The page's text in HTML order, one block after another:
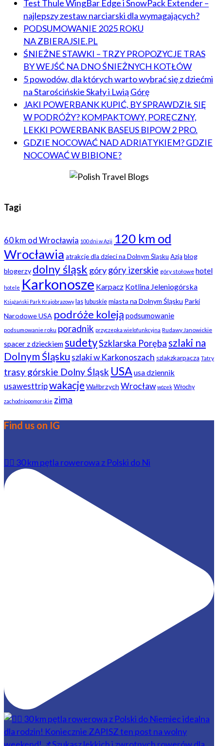
Test Thule WingBar Edge i SnowPack Extender –
najlepszy zestaw narciarski dla wymagających?
PODSUMOWANIE 2025 ROKU
NA ZBIERAJSIE.PL
ŚNIEŻNE STAWKI – TRZY PROPOZYCJE TRAS
BY WEJŚĆ NA DNO ŚNIEŻNYCH KOTŁÓW
5 powodów, dla których warto wybrać się z dziećmi
na Starościńskie Skały i Lwią Górę
JAKI POWERBANK KUPIĆ, BY SPRAWDZIŁ SIĘ
W PODRÓŻY? KOMPAKTOWY, PORĘCZNY,
LEKKI POWERBANK BASEUS BIPOW 2 PRO.
GDZIE NOCOWAĆ NAD ADRIATYKIEM? GDZIE
NOCOWAĆ W BIBIONE?
Tagi
60 km od Wrocławia 100 dni w Azji 120 km od
Wrocławia atrakcje dla dzieci na Dolnym Śląsku Azja blog
blogerzy dolny śląsk górygóry izerskie góry stołowe hotel
hotele Karkonosze Karpacz Kotlina Jeleniogórska
Książański Park Krajobrazowy las lubuskie miasta na Dolnym Śląsku Parki
Narodowe USA podróże koleją podsumowanie
podsumowanie roku poradnik przyczepka wielofunkcyjna Rudawy Janowickie
spacer z dzieckiemsudetySzklarska Poręba szlaki na
Dolnym Śląsku szlaki w Karkonoszach szlakzkarpacza Tatry
trasy górskie Dolny Śląsk USA usa dziennik
usawesttripwakacje Wałbrzych Wrocław wózek Włochy
zachodniopomorskie zima
Find us on IG
🚴‍♂️ 30 km pętla rowerowa z Polski do Ni